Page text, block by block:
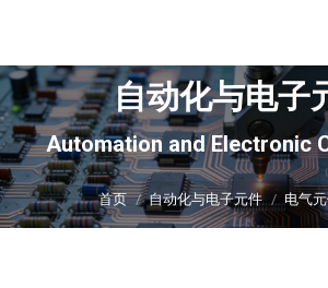
自动化与电子
Automation and Electronic
你在这里：
首页 自动化与电子元件 电气